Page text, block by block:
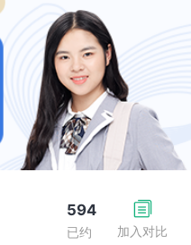
加入对比
594
已约